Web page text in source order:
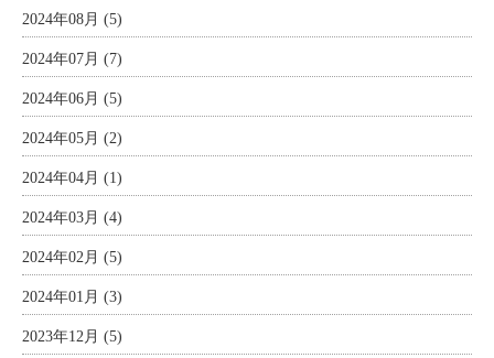
2024年08月 (5)
2024年07月 (7)
2024年06月 (5)
2024年05月 (2)
2024年04月 (1)
2024年03月 (4)
2024年02月 (5)
2024年01月 (3)
2023年12月 (5)